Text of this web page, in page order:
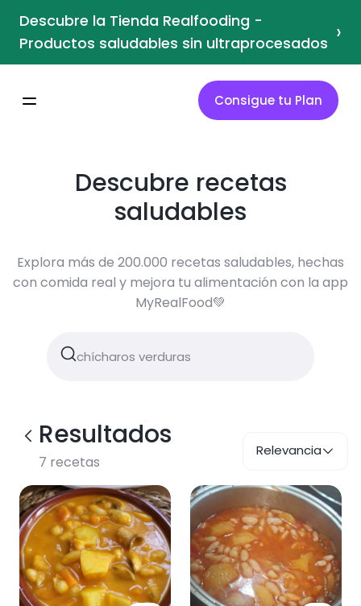
Descubre la Tienda Realfooding -
Productos saludables sin ultraprocesados ›
Consigue tu Plan
Descubre recetas
saludables
Explora más de 200.000 recetas saludables, hechas
con comida real y mejora tu alimentación con la app
MyRealFood💚
Resultados
7 recetas
Relevancia